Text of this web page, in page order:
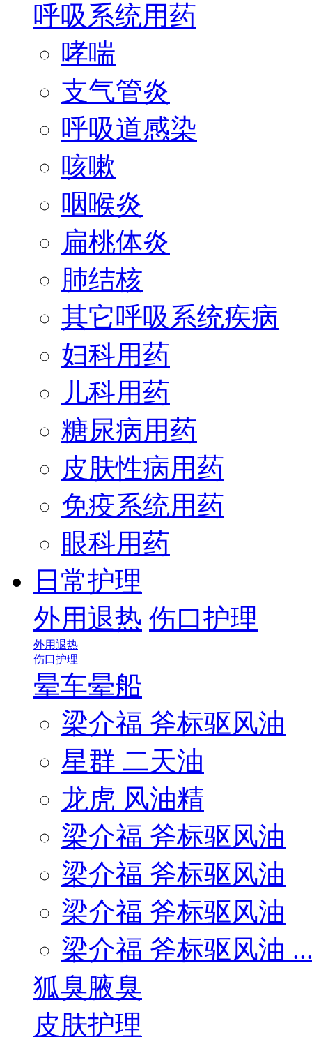
呼吸系统用药
哮喘
支气管炎
呼吸道感染
咳嗽
咽喉炎
扁桃体炎
肺结核
其它呼吸系统疾病
妇科用药
儿科用药
糖尿病用药
皮肤性病用药
免疫系统用药
眼科用药
日常护理
外用退热 伤口护理
外用退热
伤口护理
晕车晕船
梁介福 斧标驱风油
星群 二天油
龙虎 风油精
梁介福 斧标驱风油
梁介福 斧标驱风油
梁介福 斧标驱风油
梁介福 斧标驱风油
狐臭腋臭
皮肤护理